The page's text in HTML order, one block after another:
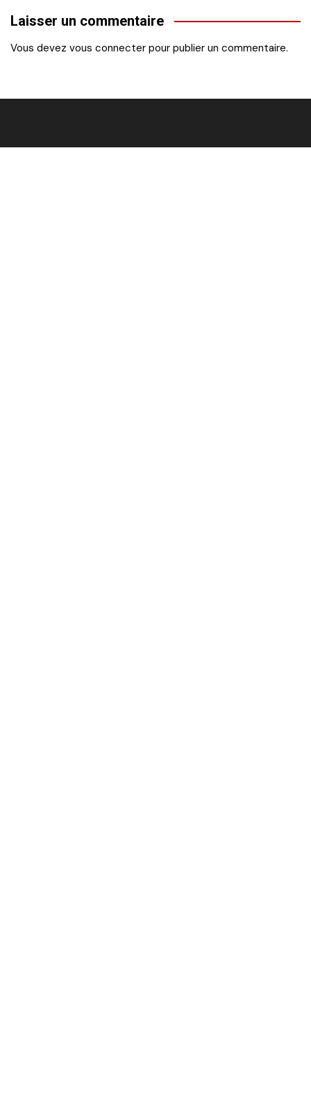
l’article
Laisser un commentaire
Vous devez vous connecter pour publier un commentaire.